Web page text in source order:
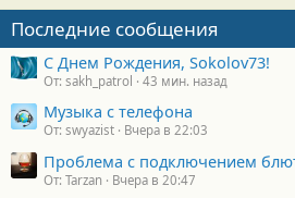
Последние сообщения
С Днем Рождения, Sokolov73!
От: sakh_patrol 43 мин. назад
Музыка с телефона
От: swyazist Вчера в 22:03
Проблема с подключением
От: Tarzan Вчера в 20:47